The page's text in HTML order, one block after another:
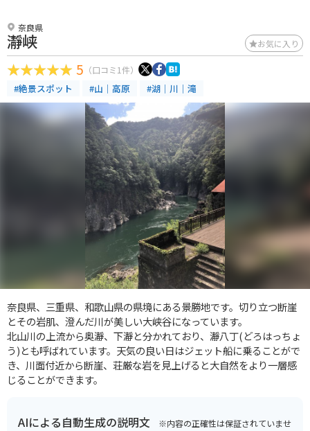
奈良県
瀞峡 お気に入り
5 （口コミ1件）
#絶景スポット #山｜高原 #湖｜川｜滝
奈良県、三重県、和歌山県の県境にある景勝地です。切り立つ断崖
とその岩肌、澄んだ川が美しい大峡谷になっています。
北山川の上流から奥瀞、下瀞と分かれており、瀞八丁(どろはっちょ
う)とも呼ばれています。天気の良い日はジェット船に乗ることがで
き、川面付近から断崖、荘厳な岩を見上げると大自然をより一層感
じることができます。
AIによる自動生成の説明文 ※内容の正確性は保証されていませ